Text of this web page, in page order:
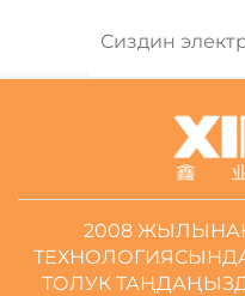
2008 ЖЫЛЫНАН
ТОЛУК